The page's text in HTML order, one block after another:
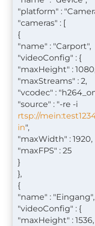
"platform" :
"cameras" : [
{
"name" : "Carport",
"videoConfig" : {
"maxHeight" :
"maxStreams" : 2,
"vcodec" :
"source" : "-re -i
rtsp://mein:
in",
"maxWidth" : 1920,
"maxFPS" : 25
}
},
{
"name" : "Eingang",
"videoConfig" : {
"maxHeight" : 1536,